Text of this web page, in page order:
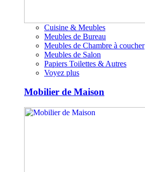
Cuisine & Meubles
Meubles de Bureau
Meubles de Chambre à coucher
Meubles de Salon
Papiers Toilettes & Autres
Voyez plus
Mobilier de Maison